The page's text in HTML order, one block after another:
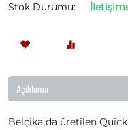
Stok Durumu:
Açıklama
Belçika da üretilen